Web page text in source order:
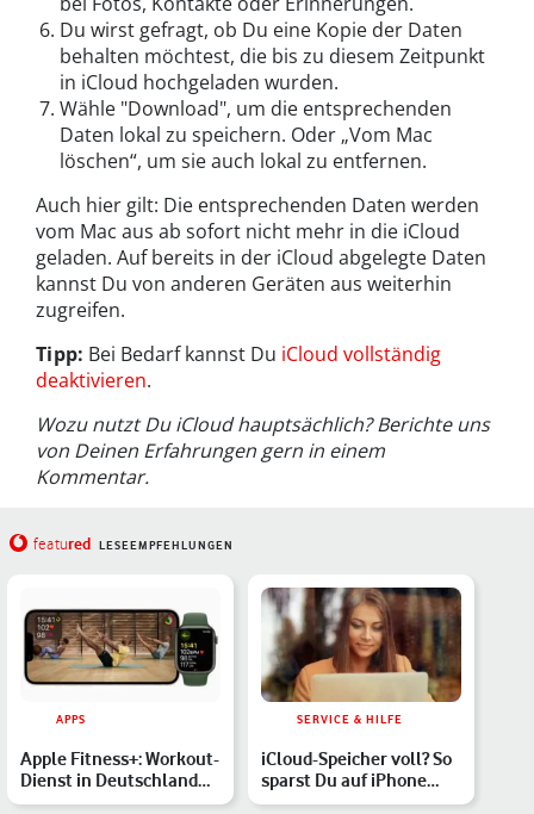
Du wirst gefragt, ob Du eine Kopie der Daten
behalten möchtest, die bis zu diesem Zeitpunkt
in iCloud hochgeladen wurden.
Wähle "Download", um die entsprechenden
Daten lokal zu speichern. Oder „Vom Mac
löschen“, um sie auch lokal zu entfernen.
Auch hier gilt: Die entsprechenden Daten werden
vom Mac aus ab sofort nicht mehr in die iCloud
geladen. Auf bereits in der iCloud abgelegte Daten
kannst Du von anderen Geräten aus weiterhin
zugreifen.
Tipp: Bei Bedarf kannst Du iCloud vollständig
deaktivieren.
Wozu nutzt Du iCloud hauptsächlich? Berichte uns
von Deinen Erfahrungen gern in einem
Kommentar.
featured LESEEMPFEHLUNGEN
APPS
Apple Fitness+: Workout-
Dienst in Deutschland
gestartet – das mus…
SERVICE & HILFE
iCloud-Speicher voll? So
sparst Du auf iPhone
oder iPad wertvolle…